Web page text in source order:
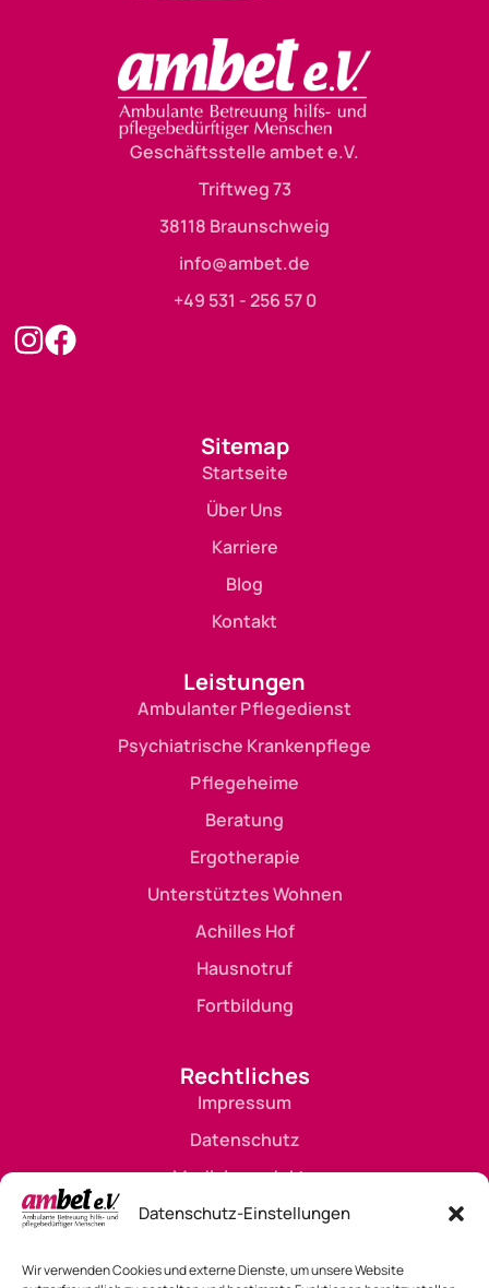
Datenschutz-Einstellungen
Wir verwenden Cookies und externe Dienste, um unsere Website
Geschäftsstelle ambet e.V.
Triftweg 73
38118 Braunschweig
info@ambet.de
+49 531 - 256 57 0
Sitemap
Startseite
Über Uns
Karriere
Blog
Kontakt
Leistungen
Ambulanter Pflegedienst
Psychiatrische Krankenpflege
Pflegeheime
Beratung
Ergotherapie
Unterstütztes Wohnen
Achilles Hof
Hausnotruf
Fortbildung
Rechtliches
Impressum
Datenschutz
Medizinprodukte
Hinweisgebersystem